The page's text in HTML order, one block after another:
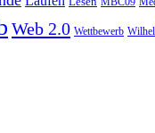
Web 2.0 Wettbewerb